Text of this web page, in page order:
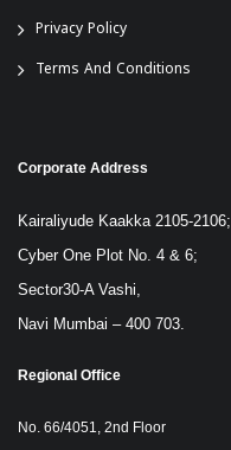
Privacy Policy
Terms And Conditions
Corporate Address
Kairaliyude Kaakka 2105-2106;
Cyber One Plot No. 4 & 6;
Sector30-A Vashi,
Navi Mumbai – 400 703.
Regional Office
No. 66/4051, 2nd Floor